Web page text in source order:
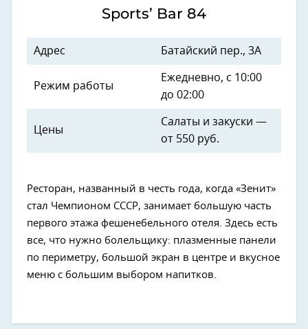
Sports’ Bar 84
Адрес Батайский пер., 3А
Режим работы
Ежедневно, с 10:00
до 02:00
Цены
Салаты и закуски —
от 550 руб.
Ресторан, названный в честь года, когда «Зенит»
стал Чемпионом СССР, занимает большую часть
первого этажа фешенебельного отеля. Здесь есть
все, что нужно болельщику: плазменные панели
по периметру, большой экран в центре и вкусное
меню с большим выбором напитков.